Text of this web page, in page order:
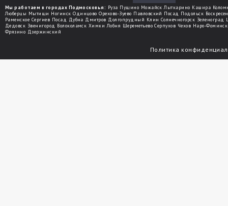
Мы работаем в городах Подмосковья: Руза Пущино Можайск Лыткарино Кашира
Люберцы Мытищи Ногинск Одинцово Орехово-Зуево Павловский Посад Подольск
Раменское Сергиев Посад Дубна Дмитров Долгопрудный Клин Солнечногорск Зеленоград
Дедовск Звенигород Волоколамск Химки Лобня Шереметьево Серпухов Чехов Наро-Фоминск
Фрязино Дзержинский
Политика